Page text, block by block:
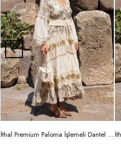
İthal Premium Paloma İşlemeli Dantel Detaylı Volanlı Ekru Maxi Elbise